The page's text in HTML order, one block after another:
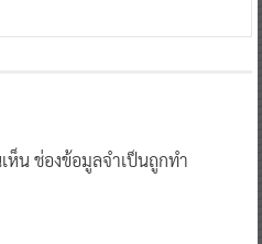
ห็นช่องข้อมูลจำเป็นถูกทำ